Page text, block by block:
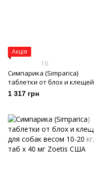
Акція
10
Симпарика (Simparica)
таблетки от блох и клещей
для собак весом 40-60 кг, 3
таб х 120 мг
1 317 грн